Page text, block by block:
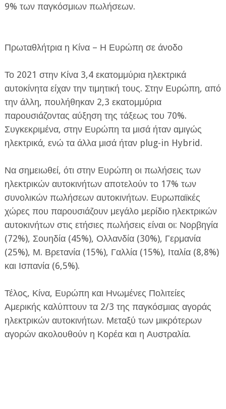
9% των παγκόσμιων πωλήσεων.
Πρωταθλήτρια η Κίνα – Η Ευρώπη σε άνοδο
Το 2021 στην Κίνα 3,4 εκατομμύρια ηλεκτρικά
αυτοκίνητα είχαν την τιμητική τους. Στην Ευρώπη, από
την άλλη, πουλήθηκαν 2,3 εκατομμύρια
παρουσιάζοντας αύξηση της τάξεως του 70%.
Συγκεκριμένα, στην Ευρώπη τα μισά ήταν αμιγώς
ηλεκτρικά, ενώ τα άλλα μισά ήταν plug-in Hybrid.
Να σημειωθεί, ότι στην Ευρώπη οι πωλήσεις των
ηλεκτρικών αυτοκινήτων αποτελούν το 17% των
συνολικών πωλήσεων αυτοκινήτων. Ευρωπαϊκές
χώρες που παρουσιάζουν μεγάλο μερίδιο ηλεκτρικών
αυτοκινήτων στις ετήσιες πωλήσεις είναι οι: Νορβηγία
(72%), Σουηδία (45%), Ολλανδία (30%), Γερμανία
(25%), Μ. Βρετανία (15%), Γαλλία (15%), Ιταλία (8,8%)
και Ισπανία (6,5%).
Τέλος, Κίνα, Ευρώπη και Ηνωμένες Πολιτείες
Αμερικής καλύπτουν τα 2/3 της παγκόσμιας αγοράς
ηλεκτρικών αυτοκινήτων. Μεταξύ των μικρότερων
αγορών ακολουθούν η Κορέα και η Αυστραλία.